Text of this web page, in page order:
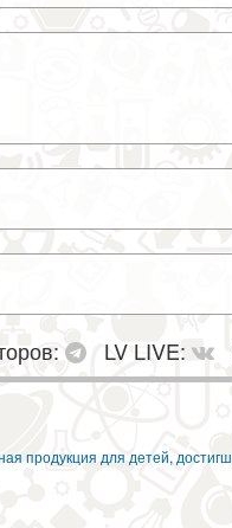
LV LIVE: